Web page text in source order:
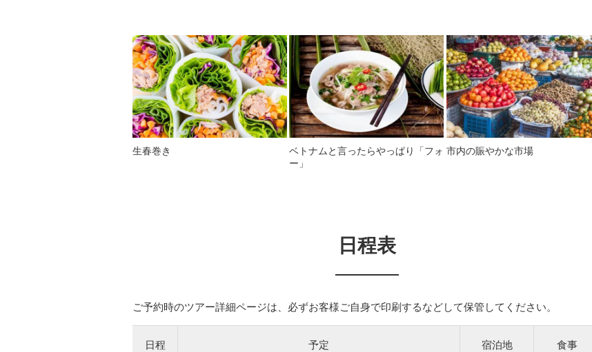
生春巻き
ベトナムと言ったらやっぱり「フォ
ー」
市内の賑やかな市場
日程表
ご予約時のツアー詳細ページは、必ずお客様ご自身で印刷するなどして保管してください。
日程 予定 宿泊地 食事